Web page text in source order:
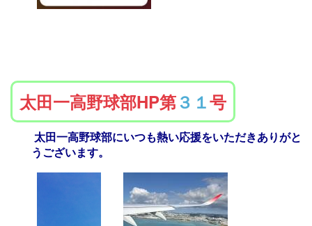
太田一高野球部HP第３１号
太田一高野球部にいつも熱い応援をいただきありがと
うございます。